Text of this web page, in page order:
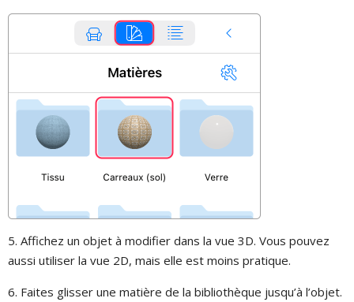
5. Affichez un objet à modifier dans la vue 3D. Vous pouvez
aussi utiliser la vue 2D, mais elle est moins pratique.
6. Faites glisser une matière de la bibliothèque jusqu’à l’objet.